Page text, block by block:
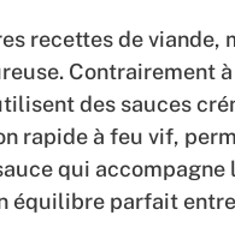
recettes de
Contrairement
des sauces
rapide à feu vif,
qui
équilibre parfait